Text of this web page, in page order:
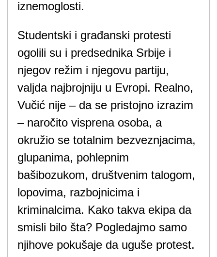
iznemoglosti.
Studentski i građanski protesti
ogolili su i predsednika Srbije i
njegov režim i njegovu partiju,
valjda najbrojniju u Evropi. Realno,
Vučić nije – da se pristojno izrazim
– naročito visprena osoba, a
okružio se totalnim bezveznjacima,
glupanima, pohlepnim
bašibozukom, društvenim talogom,
lopovima, razbojnicima i
kriminalcima. Kako takva ekipa da
smisli bilo šta? Pogledajmo samo
njihove pokušaje da uguše protest.